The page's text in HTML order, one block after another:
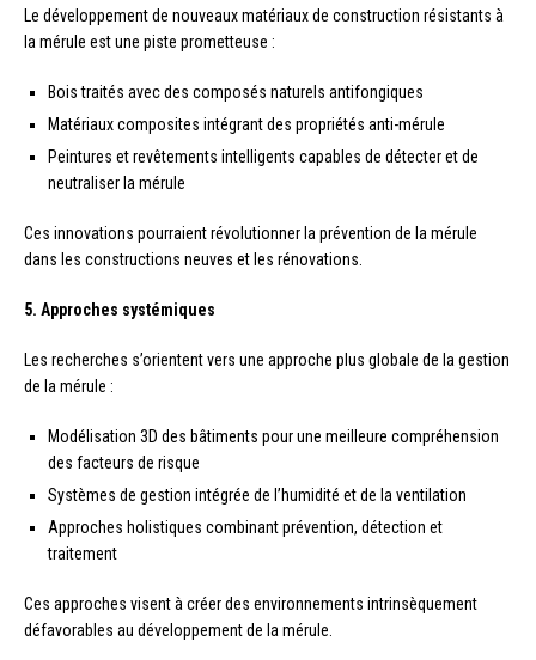
Le développement de nouveaux matériaux de construction résistants à
la mérule est une piste prometteuse :
Bois traités avec des composés naturels antifongiques
Matériaux composites intégrant des propriétés anti-mérule
Peintures et revêtements intelligents capables de détecter et de
neutraliser la mérule
Ces innovations pourraient révolutionner la prévention de la mérule
dans les constructions neuves et les rénovations.
5. Approches systémiques
Les recherches s’orientent vers une approche plus globale de la gestion
de la mérule :
Modélisation 3D des bâtiments pour une meilleure compréhension
des facteurs de risque
Systèmes de gestion intégrée de l’humidité et de la ventilation
Approches holistiques combinant prévention, détection et
traitement
Ces approches visent à créer des environnements intrinsèquement
défavorables au développement de la mérule.